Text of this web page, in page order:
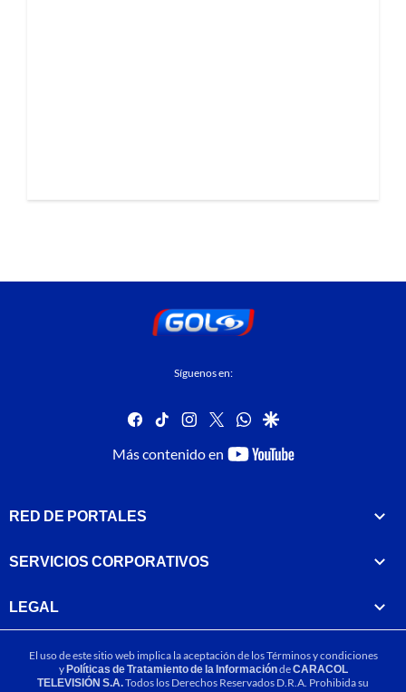
Síguenos en:
facebook
tiktok instagram
twitterwhatsapp
google
Más contenido en
youtube-
RED DE PORTALES
SERVICIOS CORPORATIVOS
LEGAL
El uso de este sitio web implica la aceptación de losTérminos y condiciones
yPolíticas de Tratamiento de la InformacióndeCARACOL
TELEVISIÓN S.A.Todos los Derechos Reservados D.R.A. Prohibida su